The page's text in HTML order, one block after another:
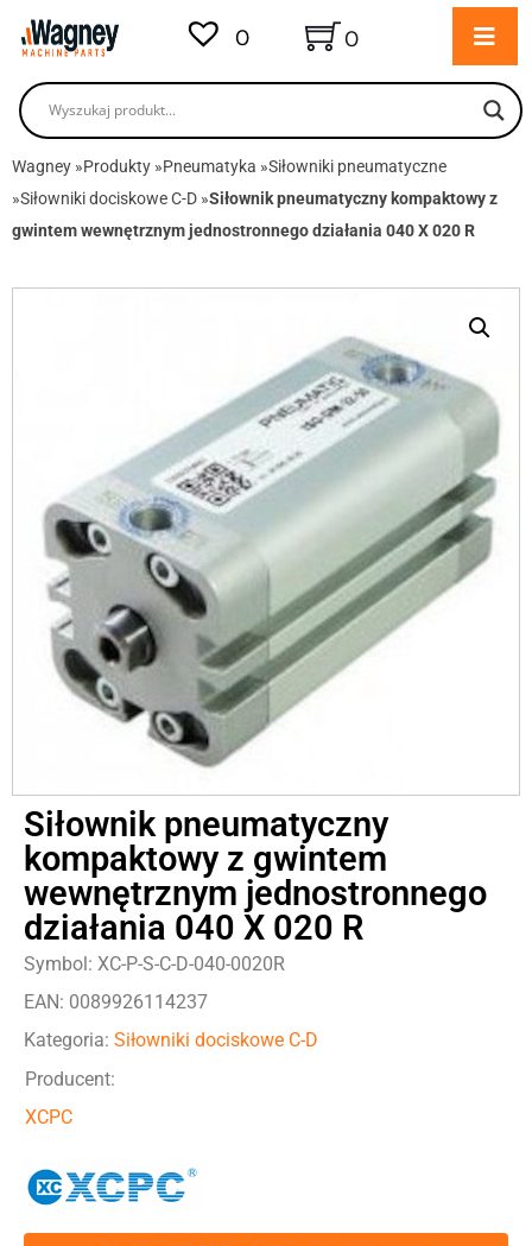
0 0
Wagney »Produkty »Pneumatyka »Siłowniki pneumatyczne
»Siłowniki dociskowe C-D »Siłownik pneumatyczny kompaktowy z
gwintem wewnętrznym jednostronnego działania 040 X 020 R
Siłownik pneumatyczny
kompaktowy z gwintem
wewnętrznym jednostronnego
działania 040 X 020 R
Symbol: XC-P-S-C-D-040-0020R
EAN: 0089926114237
Kategoria: Siłowniki dociskowe C-D
Producent:
XCPC